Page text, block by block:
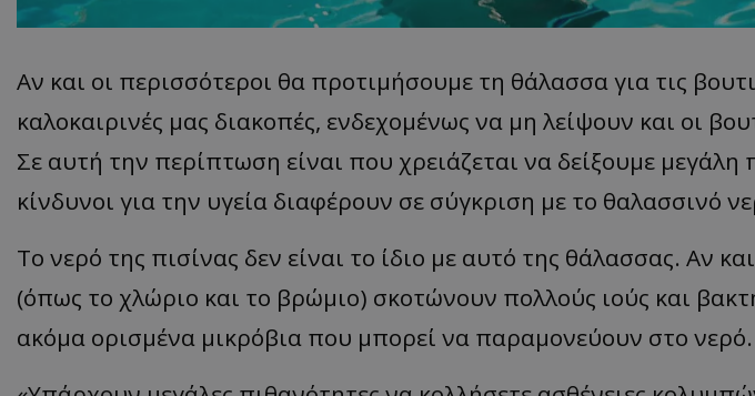
Aν και οι περισσότεροι θα προτιμήσουμε τη θάλασσα για τις
καλοκαιρινές μας διακοπές, ενδεχομένως να μη λείψουν και οι
Σε αυτή την περίπτωση είναι που χρειάζεται να δείξουμε
κίνδυνοι για την υγεία διαφέρουν σε σύγκριση με το θαλασσινό
Το νερό της πισίνας δεν είναι το ίδιο με αυτό της θάλασσας. Αν
(όπως το χλώριο και το βρώμιο) σκοτώνουν πολλούς ιούς και
ακόμα ορισμένα μικρόβια που μπορεί να παραμονεύουν στο νερό.